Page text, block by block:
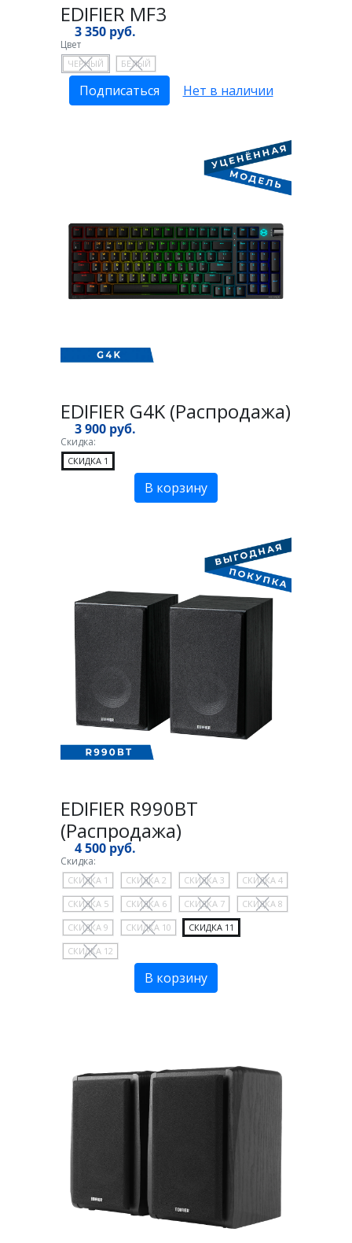
EDIFIER MF3
3 350 руб.
Цвет
ЧЕРНЫЙ БЕЛЫЙ
Подписаться Нет в наличии
EDIFIER G4K (Распродажа)
3 900 руб.
Скидка:
СКИДКА 1
В корзину
EDIFIER R990BT
(Распродажа)
4 500 руб.
Скидка:
СКИДКА 1 СКИДКА 2 СКИДКА 3
СКИДКА 4
СКИДКА 5
СКИДКА 6 СКИДКА 7
СКИДКА 8
СКИДКА 9
СКИДКА 10
СКИДКА 11
СКИДКА 12
В корзину